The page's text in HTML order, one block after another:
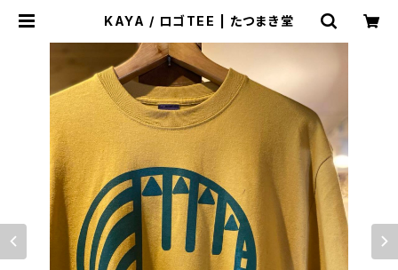
KAYA / ロゴTEE | たつまき堂